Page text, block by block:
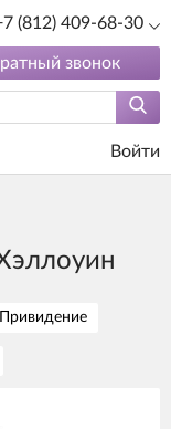
(812) 409-68-30
звонок
Войти
Привидение